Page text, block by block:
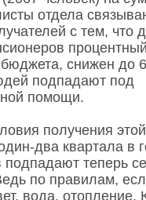
отдела
с тем, что
бюджета, снижен до
подпадают под
помощи.
получения этой
два квартала в
теперь
по правилам,
вода, отопление,